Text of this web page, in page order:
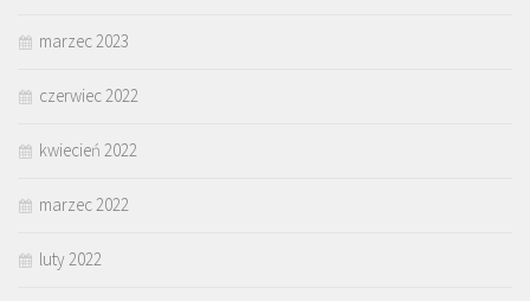
marzec 2023
czerwiec 2022
kwiecień 2022
marzec 2022
luty 2022